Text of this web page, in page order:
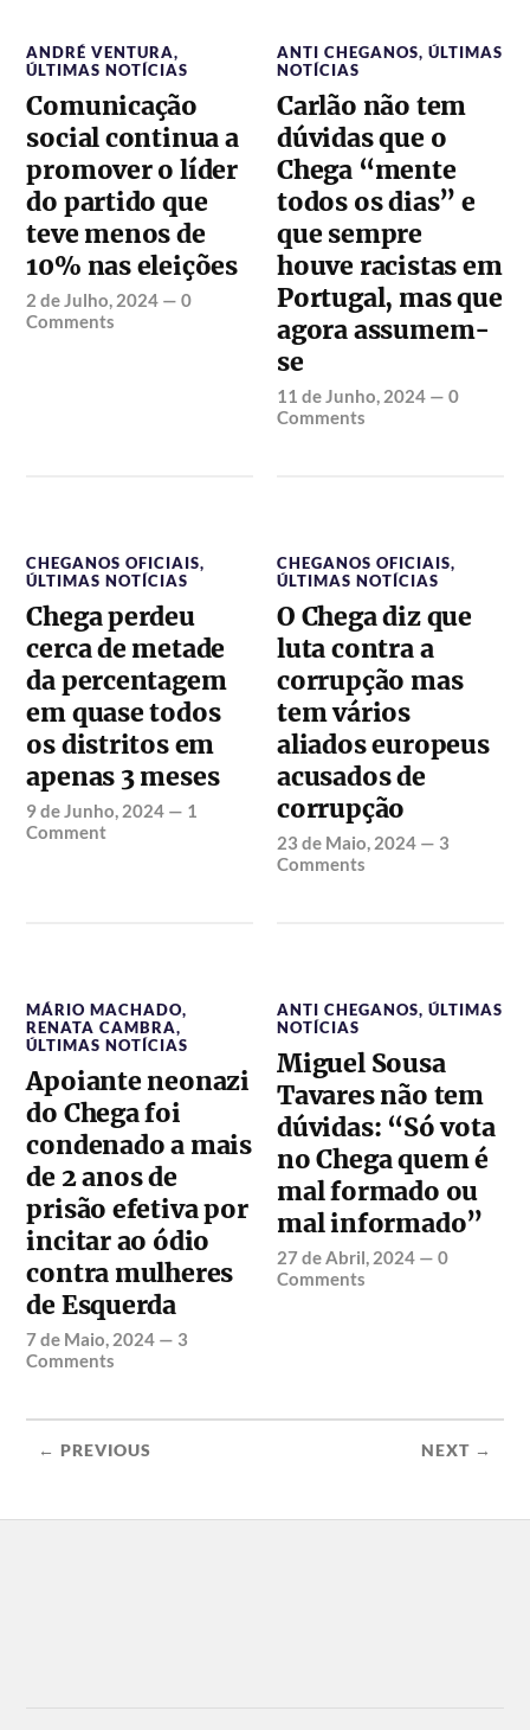
ANDRÉ VENTURA,
ÚLTIMAS NOTÍCIAS
Comunicação
social continua a
promover o líder
do partido que
teve menos de
10% nas eleições
2 de Julho, 2024 —0
Comments
ANTI CHEGANOS,ÚLTIMAS
NOTÍCIAS
Carlão não tem
dúvidas que o
Chega “mente
todos os dias” e
que sempre
houve racistas em
Portugal, mas que
agora assumem-
se
11 de Junho, 2024 —0
Comments
CHEGANOS OFICIAIS,
ÚLTIMAS NOTÍCIAS
Chega perdeu
cerca de metade
da percentagem
em quase todos
os distritos em
apenas 3 meses
9 de Junho, 2024 — 1
Comment
CHEGANOS OFICIAIS,
ÚLTIMAS NOTÍCIAS
O Chega diz que
luta contra a
corrupção mas
tem vários
aliados europeus
acusados de
corrupção
23 de Maio, 2024 — 3
Comments
MÁRIO MACHADO,
RENATA CAMBRA,
ÚLTIMAS NOTÍCIAS
Apoiante neonazi
do Chega foi
condenado a mais
de 2 anos de
prisão efetiva por
incitar ao ódio
contra mulheres
de Esquerda
7 de Maio, 2024 — 3
Comments
ANTI CHEGANOS,ÚLTIMAS
NOTÍCIAS
Miguel Sousa
Tavares não tem
dúvidas: “Só vota
no Chega quem é
mal formado ou
mal informado”
27 de Abril, 2024 —0
Comments
← PREVIOUS NEXT →